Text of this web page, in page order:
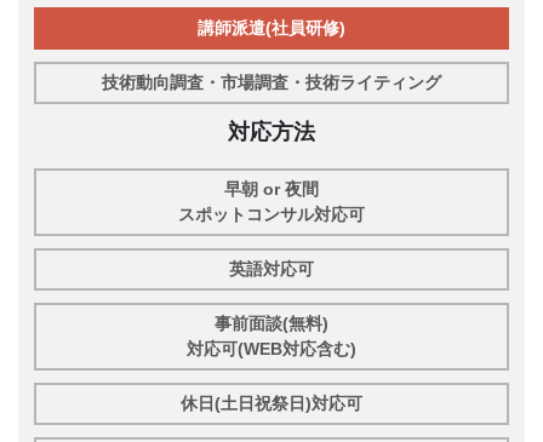
講師派遣(社員研修)
技術動向調査・市場調査・技術ライティング
対応方法
早朝 or 夜間
スポットコンサル対応可
英語対応可
事前面談(無料)
対応可(WEB対応含む)
休日(土日祝祭日)対応可